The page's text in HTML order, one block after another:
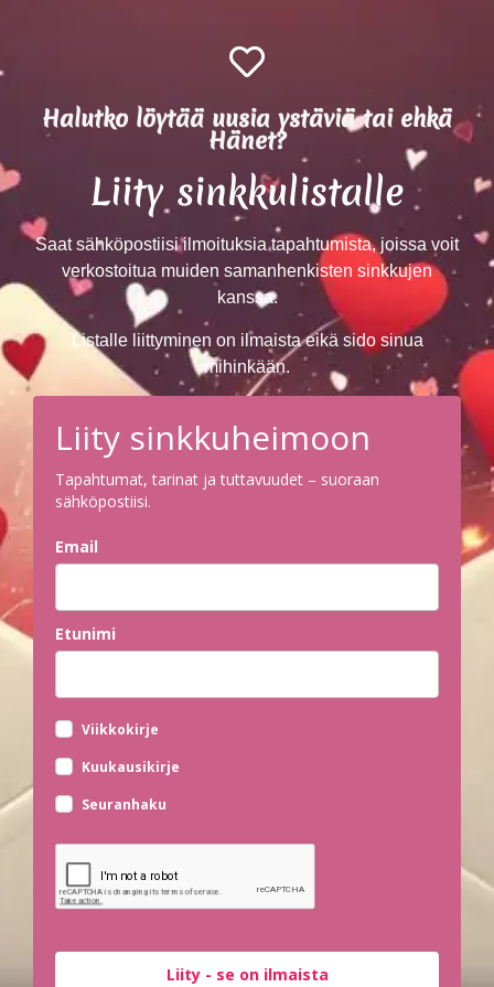
Halutko löytää uusia ystäviä tai ehkä
Hänet?
Liity sinkkulistalle
Saat sähköpostiisi ilmoituksia tapahtumista, joissa voit
verkostoitua muiden samanhenkisten sinkkujen
kanssa.
Listalle liittyminen on ilmaista eikä sido sinua
mihinkään.
Liity sinkkuheimoon
Tapahtumat, tarinat ja tuttavuudet – suoraan
sähköpostiisi.
Email
Etunimi
Viikkokirje
Kuukausikirje
Seuranhaku
Liity - se on ilmaista